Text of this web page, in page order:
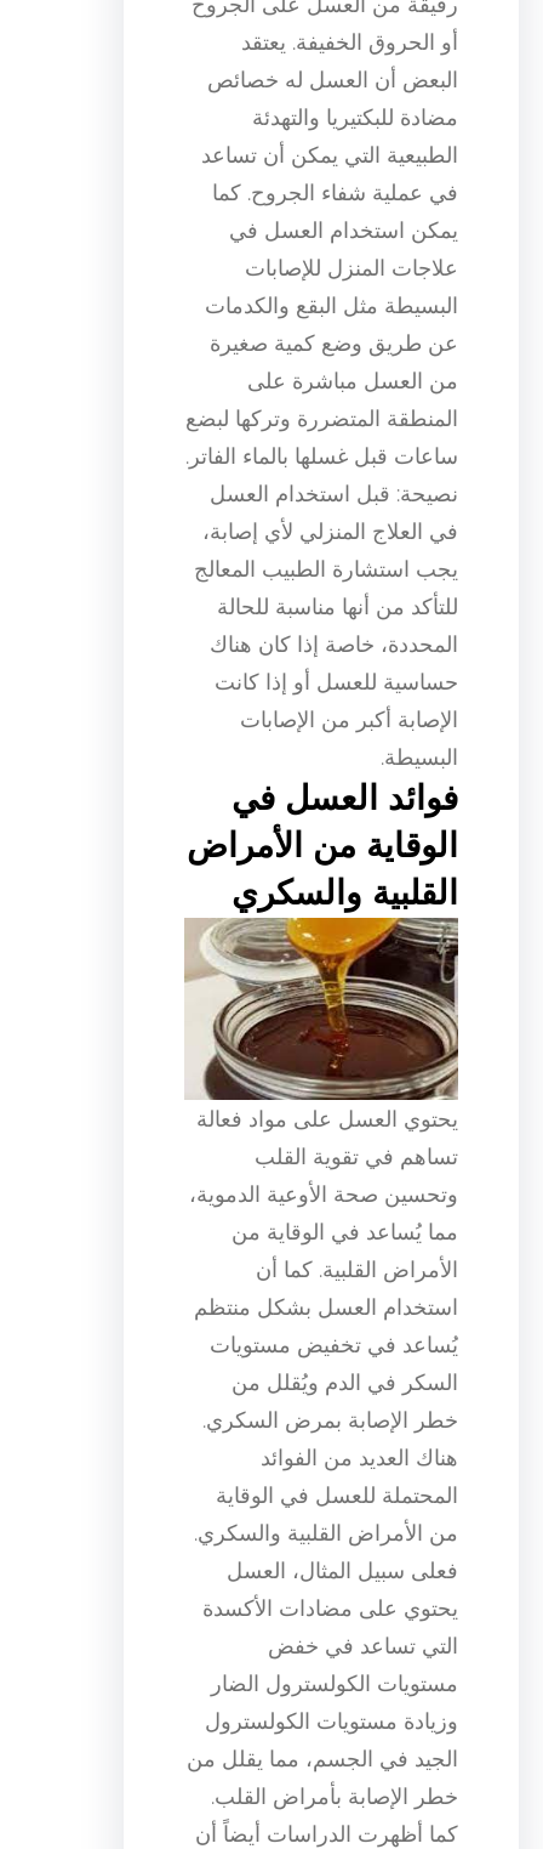
أو الحروق الخفيفة. يعتقد
البعض أن العسل له خصائص
مضادة للبكتيريا والتهدئة
الطبيعية التي يمكن أن تساعد
في عملية شفاء الجروح. كما
يمكن استخدام العسل في
علاجات المنزل للإصابات
البسيطة مثل البقع والكدمات
عن طريق وضع كمية صغيرة
من العسل مباشرة على
المنطقة المتضررة وتركها لبضع
ساعات قبل غسلها بالماء الفاتر.
نصيحة: قبل استخدام العسل
في العلاج المنزلي لأي إصابة،
يجب استشارة الطبيب المعالج
للتأكد من أنها مناسبة للحالة
المحددة، خاصة إذا كان هناك
حساسية للعسل أو إذا كانت
الإصابة أكبر من الإصابات
البسيطة.
فوائد العسل في
الوقاية من الأمراض
القلبية والسكري
يحتوي العسل على مواد فعالة
تساهم في تقوية القلب
وتحسين صحة الأوعية الدموية،
مما يُساعد في الوقاية من
الأمراض القلبية. كما أن
استخدام العسل بشكل منتظم
يُساعد في تخفيض مستويات
السكر في الدم ويُقلل من
خطر الإصابة بمرض السكري.
هناك العديد من الفوائد
المحتملة للعسل في الوقاية
من الأمراض القلبية والسكري.
فعلى سبيل المثال، العسل
يحتوي على مضادات الأكسدة
التي تساعد في خفض
مستويات الكولسترول الضار
وزيادة مستويات الكولسترول
الجيد في الجسم، مما يقلل من
خطر الإصابة بأمراض القلب.
كما أظهرت الدراسات أيضاً أن